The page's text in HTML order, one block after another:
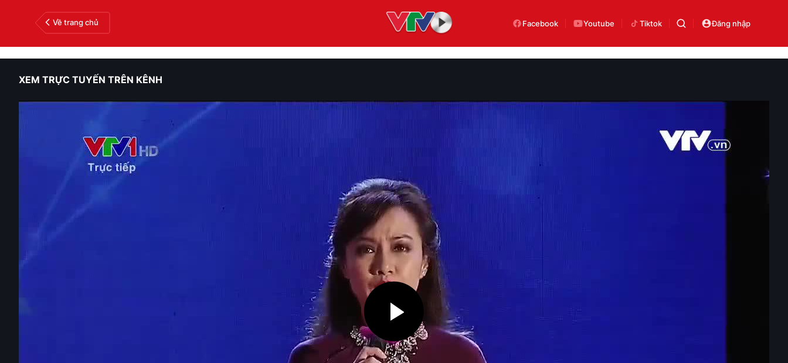
Về trang chủ Facebook Youtube Tiktok Đăng nhập
XEM TRỰC TUYẾN TRÊN KÊNH